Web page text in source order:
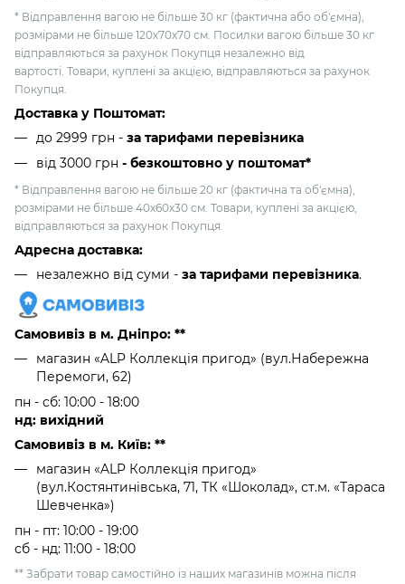
* Відправлення вагою не більше 30 кг (фактична або об'ємна),
розмірами не більше 120х70х70 см. Посилки вагою більше 30 кг
відправляються за рахунок Покупця незалежно від
вартості. Товари, куплені за акцією, відправляються за рахунок
Покупця.
Доставка у Поштомат:
до 2999 грн - за тарифами перевізника
від 3000 грн - безкоштовно у поштомат*
* Відправлення вагою не більше 20 кг (фактична та об'ємна),
розмірами не більше 40х60х30 см. Товари, куплені за акцією,
відправляються за рахунок Покупця.
Адресна доставка:
незалежно від суми - за тарифами перевізника.
Самовивіз в м. Дніпро: **
магазин «ALP Коллекція пригод» (вул.Набережна
Перемоги, 62)
пн - сб: 10:00 - 18:00
нд: вихідний
Самовивіз в м. Київ: **
магазин «ALP Коллекція пригод»
(вул.Костянтинівська, 71, ТК «Шоколад», ст.м. «Тараса
Шевченка»)
пн - пт: 10:00 - 19:00
сб - нд: 11:00 - 18:00
** Забрати товар самостійно із наших магазинів можна після